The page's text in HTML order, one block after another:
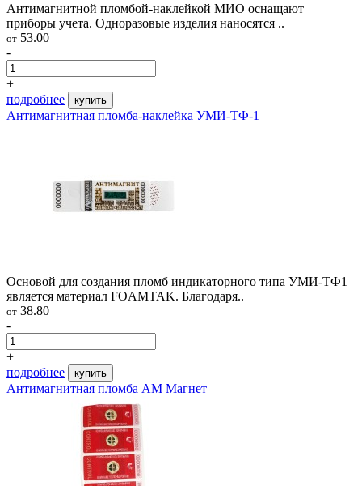
Антимагнитной пломбой-наклейкой МИО оснащают
приборы учета. Одноразовые изделия наносятся ..
от 53.00
-
+
подробнее
купить
Антимагнитная пломба-наклейка УМИ-ТФ-1
Основой для создания пломб индикаторного типа УМИ-ТФ1
является материал FOAMTAK. Благодаря..
от 38.80
-
+
подробнее
купить
Антимагнитная пломба АМ Магнет